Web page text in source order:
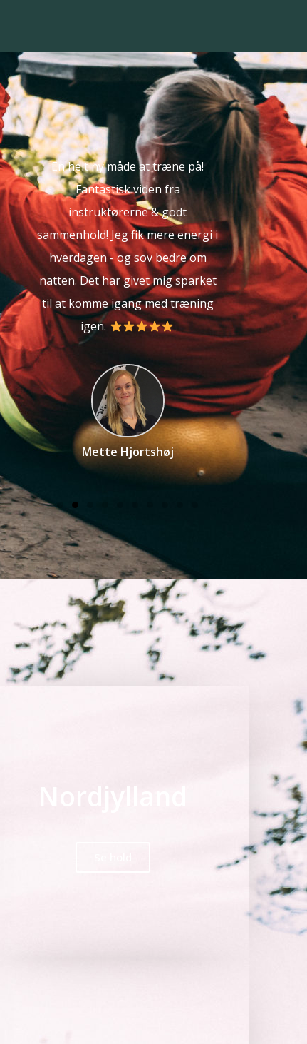
En helt ny måde at træne på!
Fantastisk viden fra
instruktørerne & godt
sammenhold! Jeg fik mere energi i
hverdagen - og sov bedre om
natten. Det har givet mig sparket
til at komme igang med træning
igen.
Mette Hjortshøj
Fysio
sjoveste,
prøvet.
enhver,
og
Nordjylland